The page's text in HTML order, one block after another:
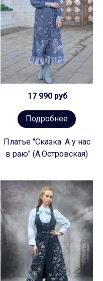
17 990 руб
Подробнее
Платье "Сказка. А у нас
в раю" (А.Островская)